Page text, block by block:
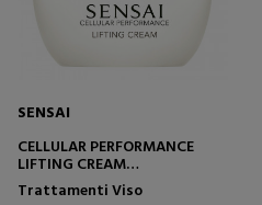
SENSAI
CELLULAR PERFORMANCE
LIFTING CREAM
CREMA VISO LIFTING
Trattamenti Viso